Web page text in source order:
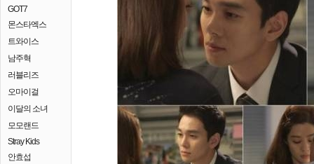
GOT7
몬스타엑스
트와이스
남주혁
러블리즈
오마이걸
이달의 소녀
모모랜드
Stray Kids
안효섭